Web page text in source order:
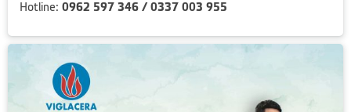
Hotline: 0962 597 346 / 0337 003 955